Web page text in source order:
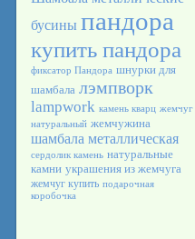
бусины пандора
купить пандора
фиксатор Пандора шнурки для
шамбала лэмпворк
lampwork камень кварц жемчуг
натуральный жемчужина
шамбала металлическая
сердолик камень натуральные
камни украшения из жемчуга
жемчуг купить подарочная
коробочка